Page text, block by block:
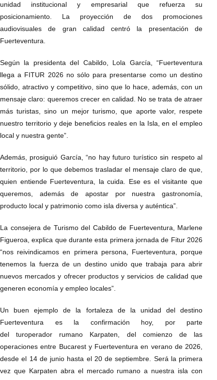
unidad institucional y empresarial que refuerza su
posicionamiento. La proyección de dos promociones
audiovisuales de gran calidad centró la presentación de
Fuerteventura.
Según la presidenta del Cabildo, Lola García, “Fuerteventura
llega a FITUR 2026 no sólo para presentarse como un destino
sólido, atractivo y competitivo, sino que lo hace, además, con un
mensaje claro: queremos crecer en calidad. No se trata de atraer
más turistas, sino un mejor turismo, que aporte valor, respete
nuestro territorio y deje beneficios reales en la Isla, en el empleo
local y nuestra gente”.
Además, prosiguió García, “no hay futuro turístico sin respeto al
territorio, por lo que debemos trasladar el mensaje claro de que,
quien entiende Fuerteventura, la cuida. Ese es el visitante que
queremos, además de apostar por nuestra gastronomía,
producto local y patrimonio como isla diversa y auténtica”.
La consejera de Turismo del Cabildo de Fuerteventura, Marlene
Figueroa, explica que durante esta primera jornada de Fitur 2026
“nos reivindicamos en primera persona, Fuerteventura, porque
tenemos la fuerza de un destino unido que trabaja para abrir
nuevos mercados y ofrecer productos y servicios de calidad que
generen economía y empleo locales”.
Un buen ejemplo de la fortaleza de la unidad del destino
Fuerteventura es la confirmación hoy, por parte
del turoperador rumano Karpaten, del comienzo de las
operaciones entre Bucarest y Fuerteventura en verano de 2026,
desde el 14 de junio hasta el 20 de septiembre. Será la primera
vez que Karpaten abra el mercado rumano a nuestra isla con